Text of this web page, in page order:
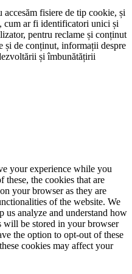
fisiere de tip cookie, și
cum ar fi identificatori unici și
pentru reclame și conținut
și de conținut, informații despre
și îmbunătățirii
your experience while you
these, the cookies that are
your browser as they are
of the website. We
us analyze and understand how
will be stored in your browser
the option to opt-out of these
cookies may affect your